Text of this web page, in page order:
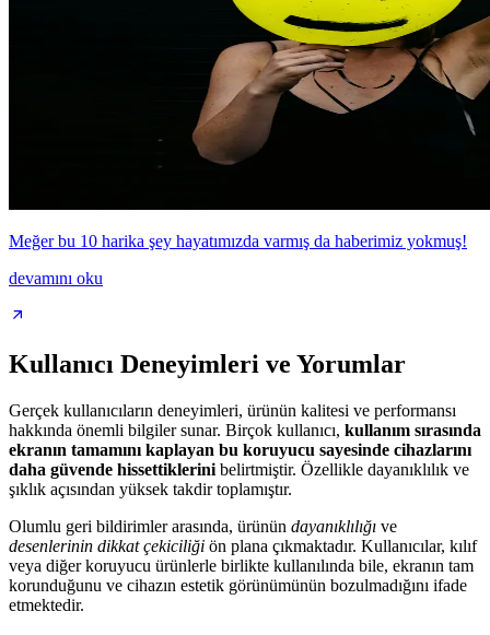
Meğer bu 10 harika şey hayatımızda varmış da haberimiz yokmuş!
devamını oku
Kullanıcı Deneyimleri ve Yorumlar
Gerçek kullanıcıların deneyimleri, ürünün kalitesi ve performansı
hakkında önemli bilgiler sunar. Birçok kullanıcı, kullanım sırasında
ekranın tamamını kaplayan bu koruyucu sayesinde cihazlarını
daha güvende hissettiklerini belirtmiştir. Özellikle dayanıklılık ve
şıklık açısından yüksek takdir toplamıştır.
Olumlu geri bildirimler arasında, ürünün dayanıklılığı ve
desenlerinin dikkat çekiciliği ön plana çıkmaktadır. Kullanıcılar, kılıf
veya diğer koruyucu ürünlerle birlikte kullanılında bile, ekranın tam
korunduğunu ve cihazın estetik görünümünün bozulmadığını ifade
etmektedir.